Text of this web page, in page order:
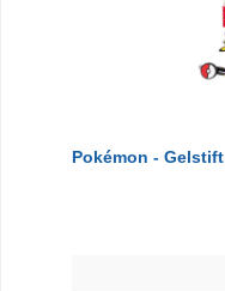
Pokémon - Gelstift